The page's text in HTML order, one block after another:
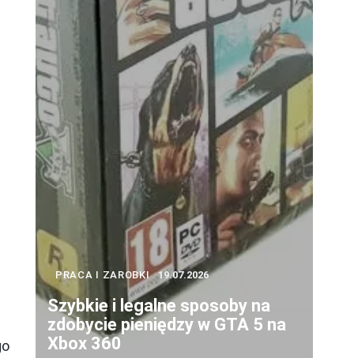
PRACA I ZAROBKI 19.07.2026
Szybkie i legalne sposoby na
zdobycie pieniędzy w GTA 5 na
Xbox 360